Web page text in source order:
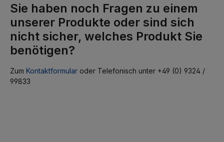
Sie haben noch Fragen zu einem
unserer Produkte oder sind sich
nicht sicher, welches Produkt Sie
benötigen?
Zum Kontaktformular oder Telefonisch unter +49 (0) 9324 /
99833